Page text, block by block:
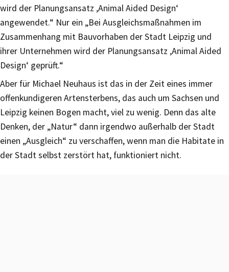
wird der Planungsansatz ‚Animal Aided Design‘
angewendet.“ Nur ein „Bei Ausgleichsmaßnahmen im
Zusammenhang mit Bauvorhaben der Stadt Leipzig und
ihrer Unternehmen wird der Planungsansatz ‚Animal Aided
Design‘ geprüft.“
Aber für Michael Neuhaus ist das in der Zeit eines immer
offenkundigeren Artensterbens, das auch um Sachsen und
Leipzig keinen Bogen macht, viel zu wenig. Denn das alte
Denken, der „Natur“ dann irgendwo außerhalb der Stadt
einen „Ausgleich“ zu verschaffen, wenn man die Habitate in
der Stadt selbst zerstört hat, funktioniert nicht.